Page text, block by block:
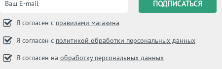
Я согласен с правилами магазина
Я согласен с политикой обработки персональных данных
Я согласен на обработку персональных данных